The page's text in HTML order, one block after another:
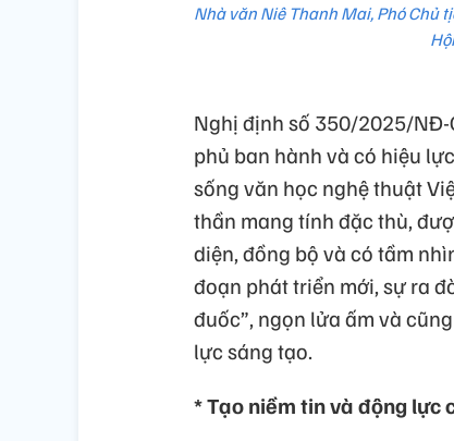
Nhà văn Niê Thanh Mai, Phó Chủ
Nghị định số 350/2025/
phủ ban hành và có hiệu
sống văn học nghệ thuật
thần mang tính đặc thù,
diện, đồng bộ và có tầm
đoạn phát triển mới, sự ra
đuốc”, ngọn lửa ấm và
lực sáng tạo.
* Tạo niềm tin và động lực